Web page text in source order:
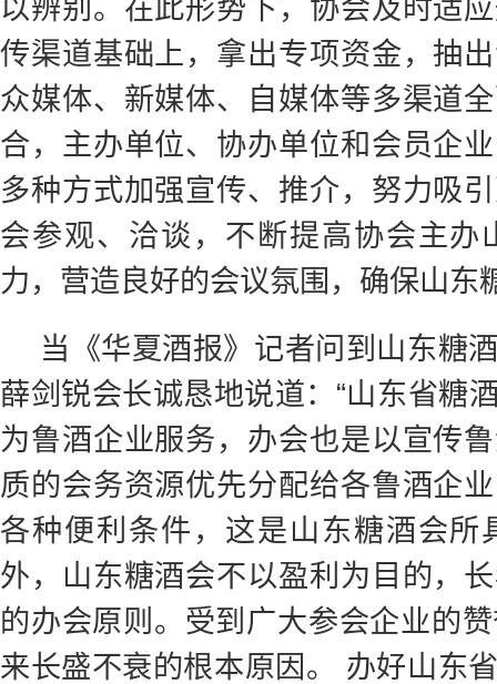
以辨别。在此形势下，协会及时适
传渠道基础上，拿出专项资金，抽
众媒体、新媒体、自媒体等多渠道
合，主办单位、协办单位和会员企
多种方式加强宣传、推介，努力吸
会参观、洽谈，不断提高协会主办
力，营造良好的会议氛围，确保山东
当《华夏酒报》记者问到山东糖
薛剑锐会长诚恳地说道：“山东省糖
为鲁酒企业服务，办会也是以宣传
质的会务资源优先分配给各鲁酒企
各种便利条件，这是山东糖酒会所
外，山东糖酒会不以盈利为目的，
的办会原则。受到广大参会企业的
来长盛不衰的根本原因。 办好山东